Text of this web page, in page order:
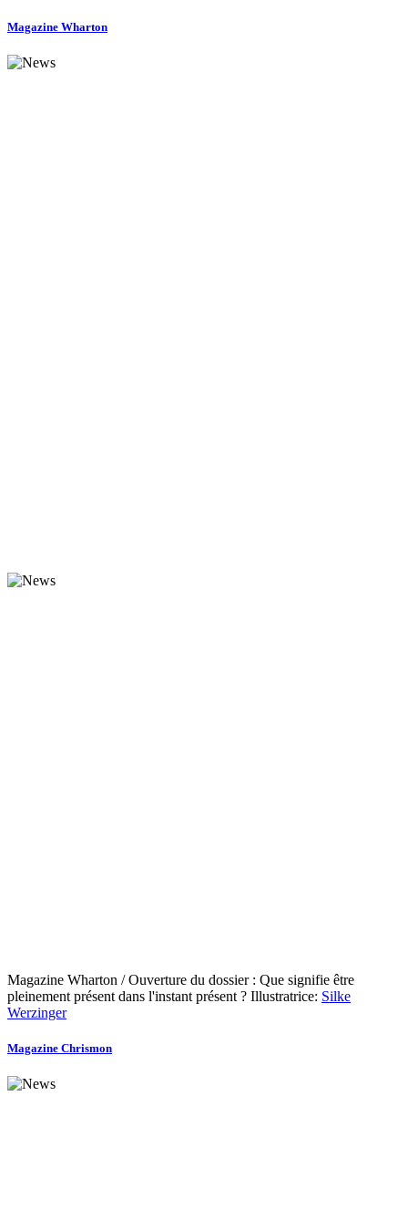
Magazine Wharton
Magazine Wharton / Ouverture du dossier : Que signifie être
pleinement présent dans l'instant présent ? Illustratrice: Silke
Werzinger
Magazine Chrismon